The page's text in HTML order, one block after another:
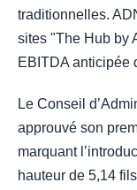
traditionnelles.
sites "The Hub by
EBITDA anticipée
Le Conseil
approuvé son
marquant
hauteur de 5,14